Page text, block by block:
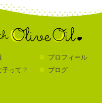
プロフィール
って？
ブログ